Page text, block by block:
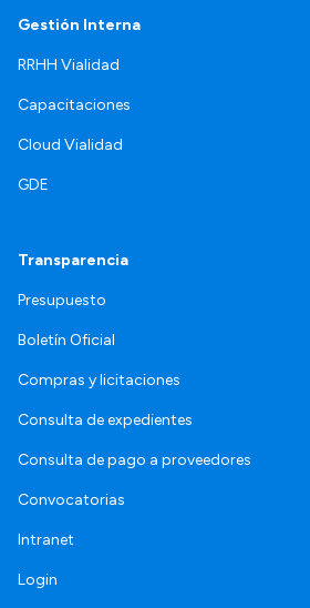
Gestión Interna
RRHH Vialidad
Capacitaciones
Cloud Vialidad
GDE
Transparencia
Presupuesto
Boletín Oficial
Compras y licitaciones
Consulta de expedientes
Consulta de pago a proveedores
Convocatorias
Intranet
Login